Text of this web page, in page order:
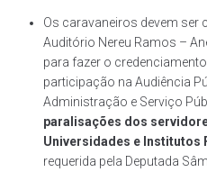
Os caravaneiros devem ser
Auditório Nereu Ramos –
para fazer o
participação na Audiência
Administração e Serviço
paralisações dos
Universidades e Institutos
requerida pela Deputada